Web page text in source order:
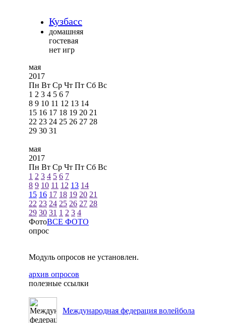
Кузбасс
домашняя
гостевая
нет игр
мая
2017
Пн Вт Ср Чт Пт Сб Вс
1 2 3 4 5 6 7
8 9 10 11 12 13 14
15 16 17 18 19 20 21
22 23 24 25 26 27 28
29 30 31
мая
2017
Пн Вт Ср Чт Пт Сб Вс
1 2 3 4 5 6 7
8 9 10 11 12 13 14
15 16 17 18 19 20 21
22 23 24 25 26 27 28
29 30 31 1 2 3 4
ФотоВСЕ ФОТО
опрос
Модуль опросов не установлен.
архив опросов
полезные ссылки
Международная федерация волейбола